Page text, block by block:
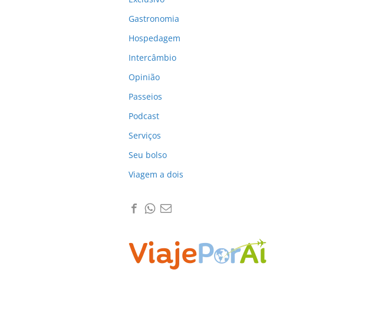
Gastronomia
Hospedagem
Intercâmbio
Opinião
Passeios
Podcast
Serviços
Seu bolso
Viagem a dois